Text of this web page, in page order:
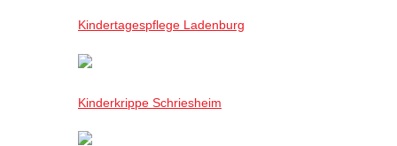
Kindertagespflege Ladenburg
Kinderkrippe Schriesheim